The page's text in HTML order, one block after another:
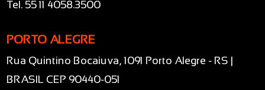
Tel. 55 11 4058.3500
PORTO ALEGRE
Rua Quintino Bocaiuva, 1091 Porto Alegre - RS |
BRASIL CEP 90440-051